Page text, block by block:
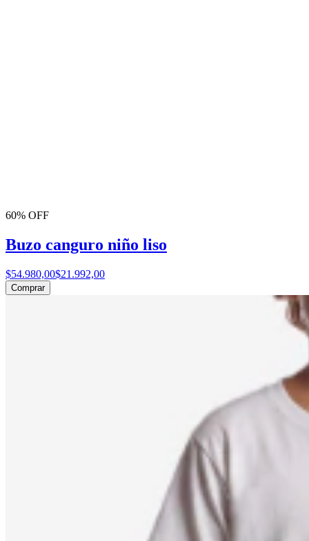
60% OFF
Buzo canguro niño liso
$54.980,00$21.992,00
Comprar